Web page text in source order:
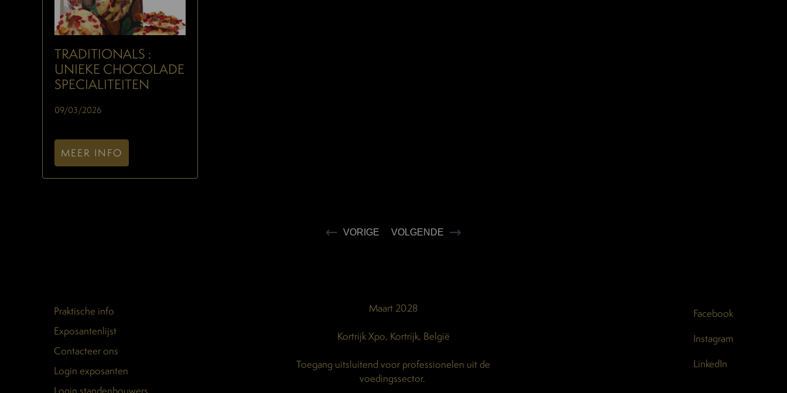
TRADITIONALS :
UNIEKE CHOCOLADE
SPECIALITEITEN
09/03/2026
MEER INFO
VORIGE VOLGENDE
Praktische info
Exposantenlijst
Contacteer ons
Login exposanten
Maart 2028
Kortrijk Xpo, Kortrijk, België
Toegang uitsluitend voor professionelen uit de
voedingssector.
Facebook
Instagram
LinkedIn